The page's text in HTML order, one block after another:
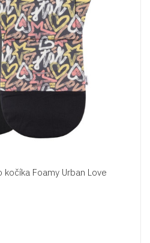
kočíka Foamy Urban Love